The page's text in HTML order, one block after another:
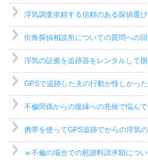
浮気調査依頼する信頼のある探偵選
街角探偵相談所についての質問への
浮気の証拠を追跡器をレンタルして
GPSで追跡した夫の行動が怪しかっ
不倫関係からの復縁への兆候で悩ん
携帯を使ってGPS追跡でからの浮気
ｗ不倫の場合での慰謝料請求額につ